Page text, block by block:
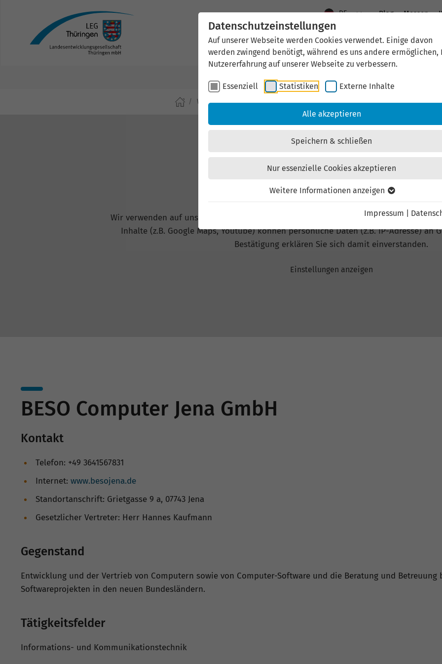
Datenschutzeinstellungen
Auf unserer Webseite werden Cookies verwendet. Einige davon
werden zwingend benötigt, während es uns andere ermöglichen,
Nutzererfahrung auf unserer Webseite zu verbessern.
Essenziell Statistiken Externe Inhalte
Alle akzeptieren
Speichern & schließen
Nur essenzielle Cookies akzeptieren
Weitere Informationen anzeigen
Impressum
DE Blog Messen
Aktuelles Standort Thüringen
Wirtschaftsförderung Investieren & Ansiedeln Unternehmen &
Externen Inhalt laden
Wir verwenden auf unserer Website externe Inhalte, um Ihnen zusätzliche
Inhalte (z.B. Google Maps, Youtube) können persönliche Daten (z.B. IP-Adresse) an
Bestätigung erklären Sie sich damit einverstanden.
Einstellungen anzeigen
BESO Computer Jena GmbH
Kontakt
Telefon: +49 3641567831
Internet: www.besojena.de
Standortanschrift: Grietgasse 9 a, 07743 Jena
Gesetzlicher Vertreter: Herr Hannes Kaufmann
Gegenstand
Entwicklung und der Vertrieb von Computern sowie von Computer-Software und die Beratung und
Softwareprojekten in den neuen Bundesländern.
Tätigkeitsfelder
Informations- und Kommunikationstechnik